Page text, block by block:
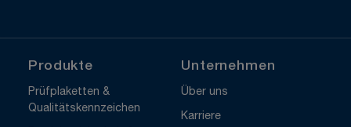
Produkte
Prüfplaketten &
Qualitätskennzeichen
Unternehmen
Über uns
Karriere